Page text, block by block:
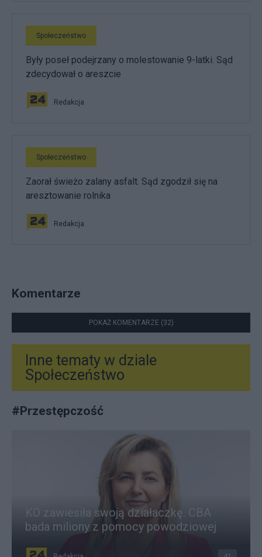
Społeczeństwo
Były poseł podejrzany o molestowanie 9-latki. Sąd
zdecydował o areszcie
Redakcja
Społeczeństwo
Zaorał świeżo zalany asfalt. Sąd zgodził się na
aresztowanie rolnika
Redakcja
Komentarze
POKAŻ KOMENTARZE (32)
Inne tematy w dziale
Społeczeństwo
#Przestępczość
KO zawiesiła swoją działaczkę. CBA
bada miliony z pomocy powodziowej